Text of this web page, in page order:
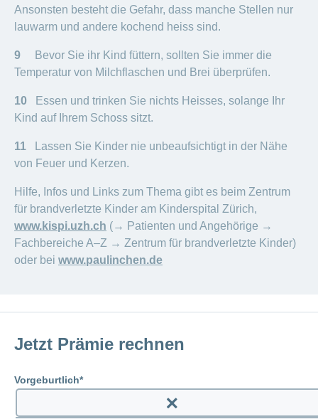
Ansonsten besteht die Gefahr, dass manche Stellen nur
lauwarm und andere kochend heiss sind.
9 Bevor Sie ihr Kind füttern, sollten Sie immer die
Temperatur von Milchflaschen und Brei überprüfen.
10 Essen und trinken Sie nichts Heisses, solange Ihr
Kind auf Ihrem Schoss sitzt.
11 Lassen Sie Kinder nie unbeaufsichtigt in der Nähe
von Feuer und Kerzen.
Hilfe, Infos und Links zum Thema gibt es beim Zentrum
für brandverletzte Kinder am Kinderspital Zürich,
www.kispi.uzh.ch (→ Patienten und Angehörige →
Fachbereiche A–Z → Zentrum für brandverletzte Kinder)
oder bei www.paulinchen.de
Jetzt Prämie rechnen
Vorgeburtlich
Enable